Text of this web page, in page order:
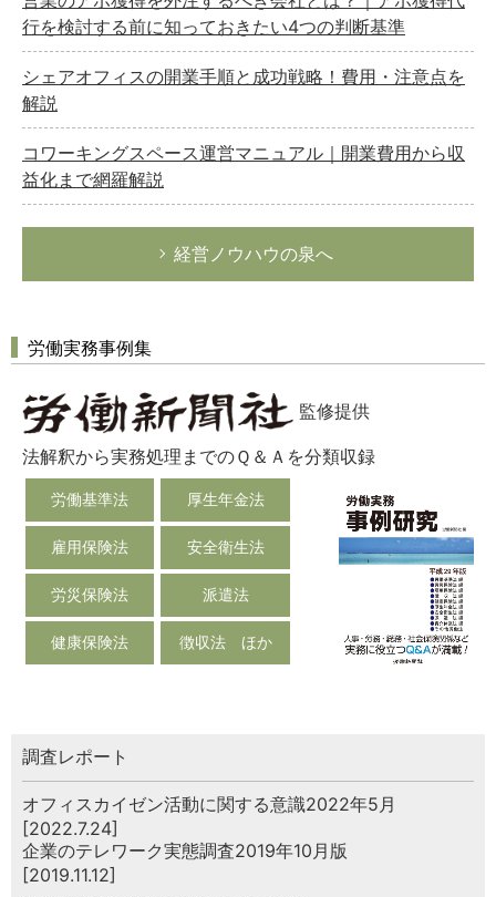
行を検討する前に知っておきたい4つの判断基準
シェアオフィスの開業手順と成功戦略！費用・注意点を
解説
コワーキングスペース運営マニュアル｜開業費用から収
益化まで網羅解説
経営ノウハウの泉へ
労働実務事例集
監修提供
法解釈から実務処理までのＱ＆Ａを分類収録
労働基準法 厚生年金法
雇用保険法 安全衛生法
労災保険法 派遣法
健康保険法 徴収法 ほか
調査レポート
オフィスカイゼン活動に関する意識2022年5月
[2022.7.24]
企業のテレワーク実態調査2019年10月版
[2019.11.12]